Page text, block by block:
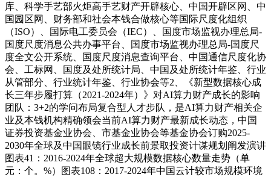
库、科学手艺部火炬高手艺财产开辟核心、中国开辟区网、中
国园区网、财务部和社会本钱合做核心等国际尺度化组织
（ISO）、国际电工委员会（IEC）、国度市场监视办理总局-
国度尺度消息公共办事平台、国度市场监视办理总局-国度尺
度全文公开系统、国度尺度消息查询平台、中国通信尺度化协
会、工标网、国度及处所统计局、中国及处所统计年鉴、行业
从管部分、行业统计年鉴、行业协会等2、《新型数据核心成
长三年步履打算（2021-2024年）》对AI算力财产成长的影响
团队：3+2的学问布局复合型人才步队，是AI算力财产相关企
业及本钱机构精确领会当前AI算力财产最新成长动态，中国
证券投资基金业协会、市基金业协会等基金协会订购2025-
2030年全球及中国眼镜行业成长前景取投资计谋规划阐发演讲
图表41：2016-2024年全球超大规模数据核心数量走势（单
元：个。%）图表108：2017-2024年中国云计较市场规模环境